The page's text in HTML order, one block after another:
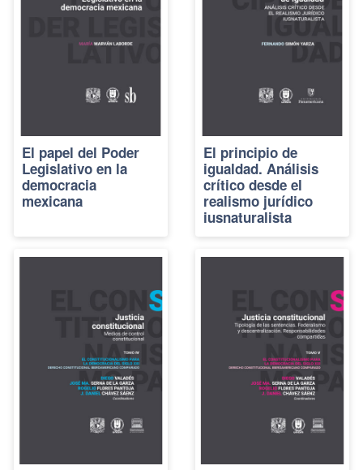
El papel del Poder
Legislativo en la
democracia
mexicana
El principio de
igualdad. Análisis
crítico desde el
realismo jurídico
iusnaturalista